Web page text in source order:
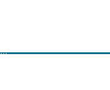
:::